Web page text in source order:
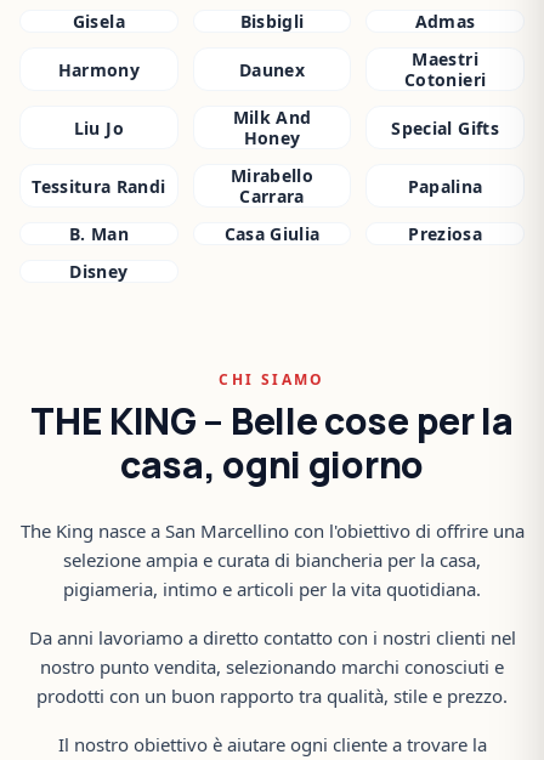
Gisela Bisbigli Admas
Harmony Daunex
Maestri
Cotonieri
Liu Jo
Milk And
Honey
Special Gifts
Tessitura Randi
Mirabello
Carrara
Papalina
B. Man Casa Giulia
Preziosa
Disney
CHI SIAMO
THE KING – Belle cose per la
casa, ogni giorno
The King nasce a San Marcellino con l'obiettivo di offrire una
selezione ampia e curata di biancheria per la casa,
pigiameria, intimo e articoli per la vita quotidiana.
Da anni lavoriamo a diretto contatto con i nostri clienti nel
nostro punto vendita, selezionando marchi conosciuti e
prodotti con un buon rapporto tra qualità, stile e prezzo.
Il nostro obiettivo è aiutare ogni cliente a trovare la